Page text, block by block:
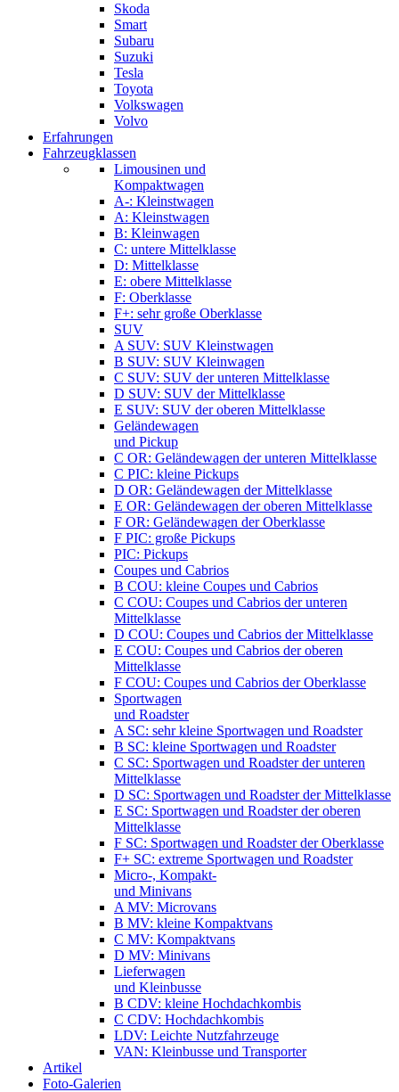
Skoda
Smart
Subaru
Suzuki
Tesla
Toyota
Volkswagen
Volvo
Erfahrungen
Fahrzeugklassen
Limousinen und
Kompaktwagen
A-: Kleinstwagen
A: Kleinstwagen
B: Kleinwagen
C: untere Mittelklasse
D: Mittelklasse
E: obere Mittelklasse
F: Oberklasse
F+: sehr große Oberklasse
SUV
A SUV: SUV Kleinstwagen
B SUV: SUV Kleinwagen
C SUV: SUV der unteren Mittelklasse
D SUV: SUV der Mittelklasse
E SUV: SUV der oberen Mittelklasse
Geländewagen
und Pickup
C OR: Geländewagen der unteren Mittelklasse
C PIC: kleine Pickups
D OR: Geländewagen der Mittelklasse
E OR: Geländewagen der oberen Mittelklasse
F OR: Geländewagen der Oberklasse
F PIC: große Pickups
PIC: Pickups
Coupes und Cabrios
B COU: kleine Coupes und Cabrios
C COU: Coupes und Cabrios der unteren
Mittelklasse
D COU: Coupes und Cabrios der Mittelklasse
E COU: Coupes und Cabrios der oberen
Mittelklasse
F COU: Coupes und Cabrios der Oberklasse
Sportwagen
und Roadster
A SC: sehr kleine Sportwagen und Roadster
B SC: kleine Sportwagen und Roadster
C SC: Sportwagen und Roadster der unteren
Mittelklasse
D SC: Sportwagen und Roadster der Mittelklasse
E SC: Sportwagen und Roadster der oberen
Mittelklasse
F SC: Sportwagen und Roadster der Oberklasse
F+ SC: extreme Sportwagen und Roadster
Micro-, Kompakt-
und Minivans
A MV: Microvans
B MV: kleine Kompaktvans
C MV: Kompaktvans
D MV: Minivans
Lieferwagen
und Kleinbusse
B CDV: kleine Hochdachkombis
C CDV: Hochdachkombis
LDV: Leichte Nutzfahrzeuge
VAN: Kleinbusse und Transporter
Artikel
Foto-Galerien